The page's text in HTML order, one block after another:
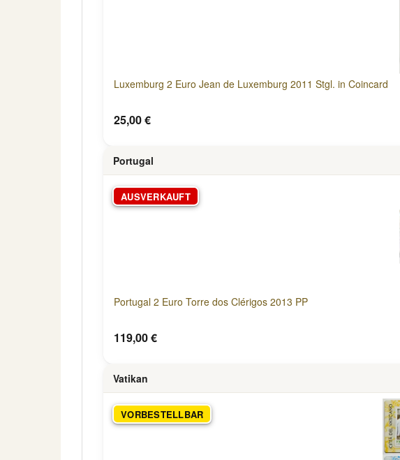
Luxemburg 2 Euro Jean de Luxemburg 2011 Stgl. in Coincard
25,00 €
Portugal
AUSVERKAUFT
Portugal 2 Euro Torre dos Clérigos 2013 PP
119,00 €
Vatikan
VORBESTELLBAR